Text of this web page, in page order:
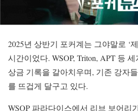
2025년 상반기 포커계는 그야말로 ‘
시간이었다. WSOP, Triton, APT 등
상금 기록을 갈아치우며, 기존 강자
를 뜨겁게 달구고 있다.
WSOP 파라다이스에서 리브 보어리